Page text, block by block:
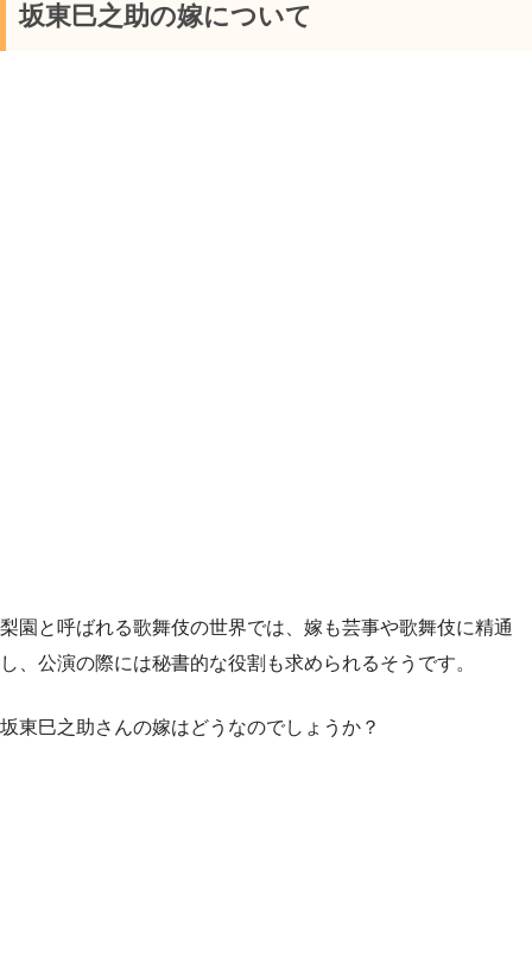
坂東巳之助の嫁について
梨園と呼ばれる歌舞伎の世界では、嫁も芸事や歌舞伎に精通
し、公演の際には秘書的な役割も求められるそうです。
坂東巳之助さんの嫁はどうなのでしょうか？